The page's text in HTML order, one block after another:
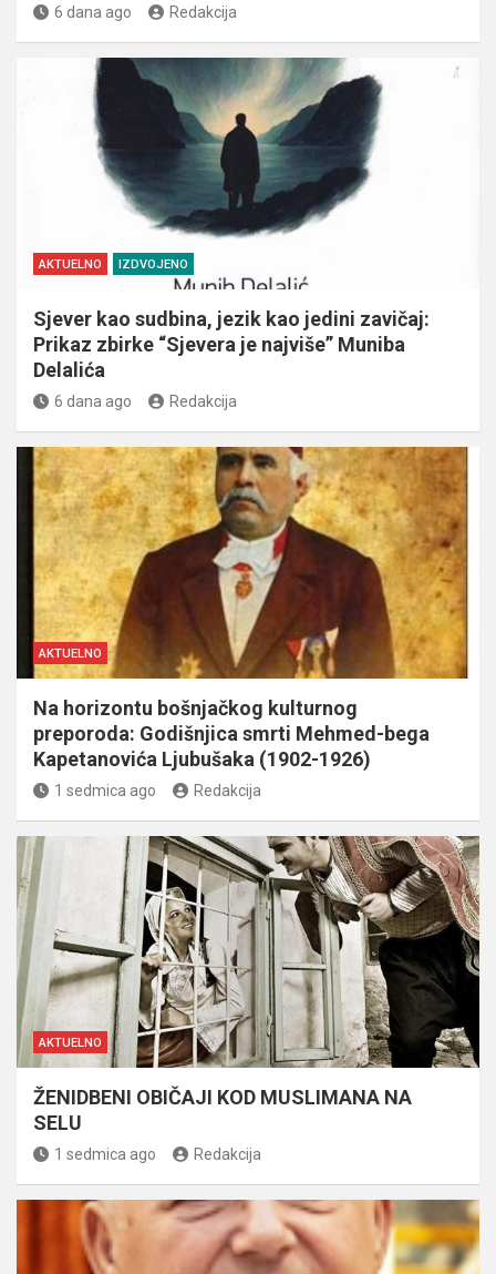
6 dana ago Redakcija
AKTUELNO IZDVOJENO
Sjever kao sudbina, jezik kao jedini zavičaj:
Prikaz zbirke “Sjevera je najviše” Muniba
Delalića
6 dana ago Redakcija
AKTUELNO
Na horizontu bošnjačkog kulturnog
preporoda: Godišnjica smrti Mehmed-bega
Kapetanovića Ljubušaka (1902-1926)
1 sedmica ago Redakcija
AKTUELNO
ŽENIDBENI OBIČAJI KOD MUSLIMANA NA
SELU
1 sedmica ago Redakcija